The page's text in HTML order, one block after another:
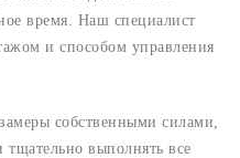
время. Наш специалист
и способом управления
собственными силами,
выполнять все